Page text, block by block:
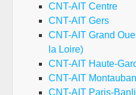
CNT-AIT Centre
CNT-AIT Gers
CNT-AIT Grand
la Loire)
CNT-AIT Haute-
CNT-AIT
CNT-AIT Paris-